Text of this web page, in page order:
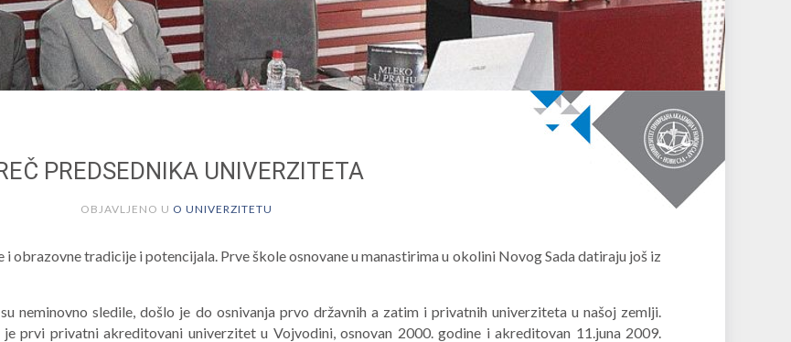
PREDSEDNIKA UNIVERZITETA
OBJAVLJENO U O UNIVERZITETU
i obrazovne tradicije i potencijala. Prve škole osnovane u manastirima u okolini Novog Sada datiraju još iz
neminovno sledile, došlo je do osnivanja prvo državnih a zatim i privatnih univerziteta u našoj zemlji.
prvi privatni akreditovani univerzitet u Vojvodini, osnovan 2000. godine i akreditovan 11.juna 2009.